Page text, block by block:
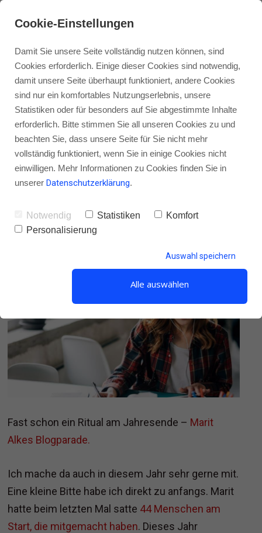
[Beitrag zur Blogparade] Was
bringt 2016 Neues?
Fast schon ein Ritual am Jahresende – Marit
Alkes Blogparade.
Ich mache da auch in diesem Jahr sehr gerne mit.
Eine kleine Bitte habe ich direkt zu anfangs. Marit
hatte beim letzten Mal satte 44 Menschen am
Start, die mitgemacht haben. Dieses Jahr
Cookie-Einstellungen
Damit Sie unsere Seite vollständig nutzen können, sind
Cookies erforderlich. Einige dieser Cookies sind notwendig,
damit unsere Seite überhaupt funktioniert, andere Cookies
sind nur ein komfortables Nutzungserlebnis, unsere
Statistiken oder für besonders auf Sie abgestimmte Inhalte
erforderlich. Bitte stimmen Sie all unseren Cookies zu und
beachten Sie, dass unsere Seite für Sie nicht mehr
vollständig funktioniert, wenn Sie in einige Cookies nicht
einwilligen. Mehr Informationen zu Cookies finden Sie in
unserer Datenschutzerklärung.
Notwendig Statistiken
Komfort
Personalisierung
Auswahl speichern
Alle auswählen